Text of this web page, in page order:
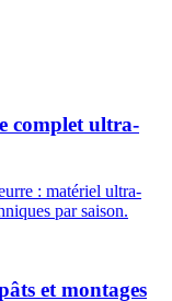
complet ultra-
: matériel ultra-
par saison.
et montages